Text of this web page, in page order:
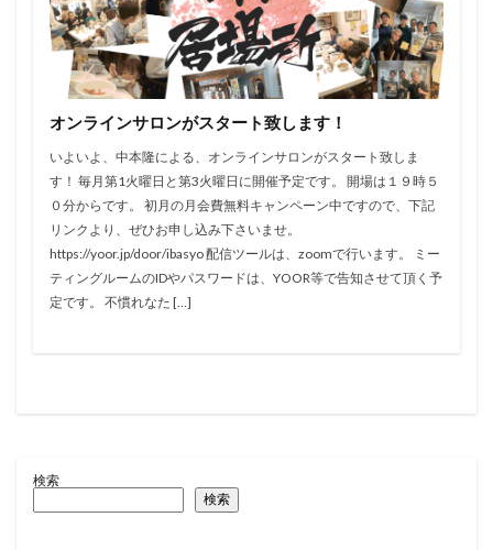
オンラインサロンがスタート致します！
いよいよ、中本隆による、オンラインサロンがスタート致しま
す！ 毎月第1火曜日と第3火曜日に開催予定です。 開場は１９時５
０分からです。 初月の月会費無料キャンペーン中ですので、下記
リンクより、ぜひお申し込み下さいませ。
https://yoor.jp/door/ibasyo 配信ツールは、zoomで行います。 ミー
ティングルームのIDやパスワードは、YOOR等で告知させて頂く予
定です。 不慣れなた […]
検索
検索